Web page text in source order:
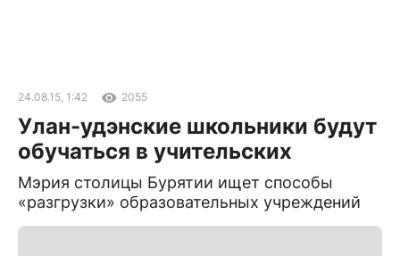
24.08.15, 1:42 2055
Улан-удэнские школьники будут
обучаться в учительских
Мэрия столицы Бурятии ищет способы
«разгрузки» образовательных учреждений